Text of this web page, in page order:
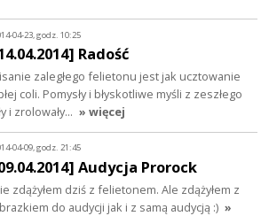
04-23, godz. 10:25
Radość
zaległego felietonu jest jak ucztowanie
coli. Pomysły i błyskotliwe myśli z zeszłego
i zrolowały… » więcej
04-09, godz. 21:45
Audycja Prorock
zdążyłem dziś z felietonem. Ale zdążyłem z
do audycji jak i z samą audycją :) »